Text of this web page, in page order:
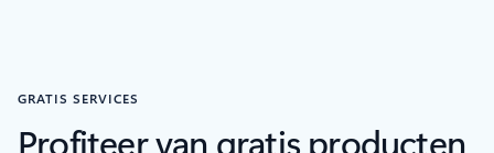
GRATIS SERVICES
Profiteer van gratis producten